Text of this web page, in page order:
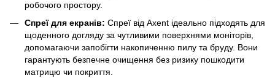
робочого простору.
Спреї для екранів: Спреї від Axent ідеально підходять для
щоденного догляду за чутливими поверхнями моніторів,
допомагаючи запобігти накопиченню пилу та бруду. Вони
гарантують безпечне очищення без ризику пошкодити
матрицю чи покриття.